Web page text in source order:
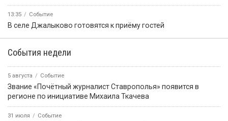
13:35 Событие
В селе Джалыково готовятся к приёму гостей
События недели
5 августа Событие
Звание «Почётный журналист Ставрополья» появится в
регионе по инициативе Михаила Ткачева
31 июля Событие